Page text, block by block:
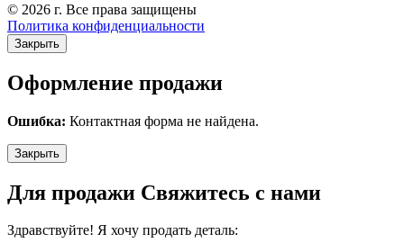
© 2026 г. Все права защищены
Политика конфиденциальности
Закрыть
Оформление продажи
Ошибка: Контактная форма не найдена.
Закрыть
Для продажи Свяжитесь с нами
Здравствуйте! Я хочу продать деталь: